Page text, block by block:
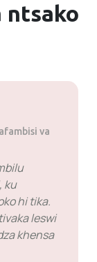
ntsako
va
ku
hi tika.
leswi
khensa